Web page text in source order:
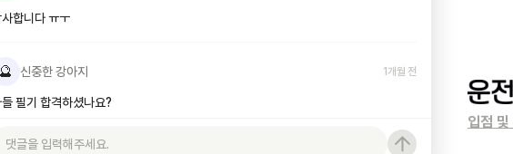
합니다 ㅠㅜ
신중한 강아지 1개월 전
필기 합격하셨나요?
입점 및